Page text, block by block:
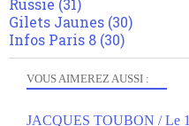
VOUS AIMEREZ AUSSI :
JACQUES TOUBON / Le
Russie (31)
Gilets Jaunes (30)
Infos Paris 8 (30)